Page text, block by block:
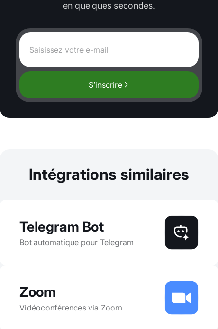
en quelques secondes.
S’inscrire
Intégrations similaires
Telegram Bot
Bot automatique pour Telegram
Zoom
Vidéoconférences via Zoom